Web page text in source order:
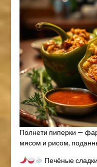
Полнети пиперки —
мясом и рисом,
Печёные